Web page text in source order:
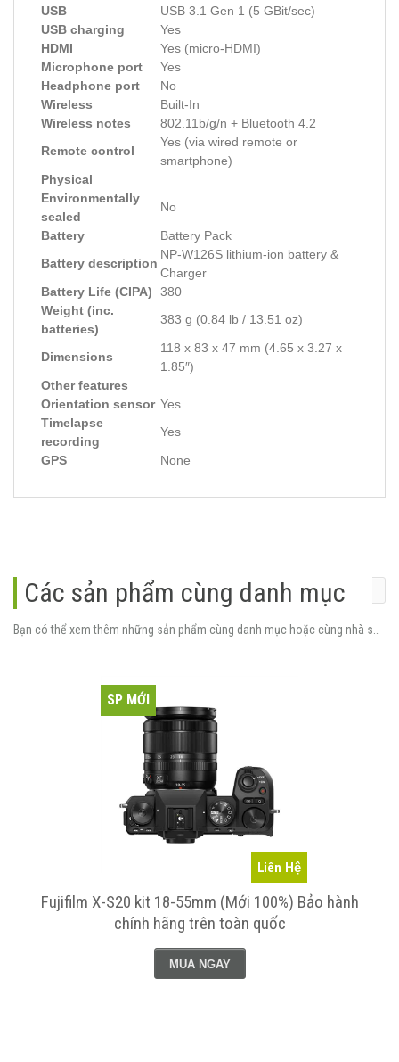
USB
USB 3.1 Gen 1 (5 GBit/sec)
USB charging
Yes
HDMI
Yes (micro-HDMI)
Microphone port
Yes
Headphone port
No
Wireless
Built-In
Wireless notes
802.11b/g/n + Bluetooth 4.2
Remote control
Yes (via wired remote or
smartphone)
Physical
Environmentally
sealed
No
Battery
Battery Pack
Battery description
NP-W126S lithium-ion battery &
Charger
Battery Life (CIPA)
380
Weight (inc.
batteries)
383 g (0.84 lb / 13.51 oz)
Dimensions
118 x 83 x 47 mm (4.65 x 3.27 x
1.85″)
Other features
Orientation sensor Yes
Timelapse
recording
Yes
GPS
None
Các sản phẩm cùng danh mục
Liên Hệ
SP MỚI
Fujifilm X-S20 kit 18-55mm (Mới 100%) Bảo hành
chính hãng trên toàn quốc
MUA NGAY